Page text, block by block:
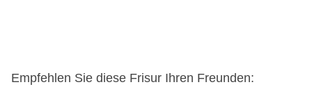
Empfehlen Sie diese Frisur Ihren Freunden: